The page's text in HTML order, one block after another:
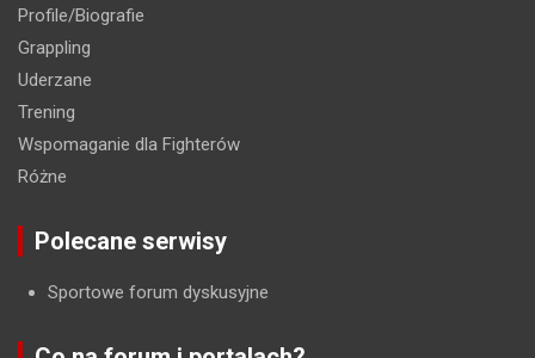
Profile/Biografie
Grappling
Uderzane
Trening
Wspomaganie dla Fighterów
Różne
Polecane serwisy
Sportowe forum dyskusyjne